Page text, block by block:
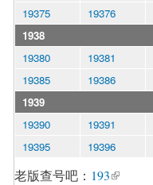
19375
19376
1938
19380
19381
19385
19386
1939
19390
19391
19395
19396
老版查号吧： 193